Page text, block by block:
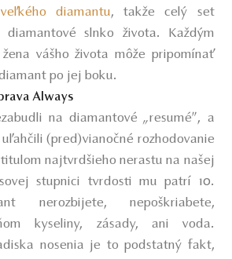
diamantu, takže celý set
slnko života. Každým
vášho života môže pripomínať
po jej boku.
Always
na diamantové„resumé”, a
(pred)vianočné rozhodovanie
najtvrdšieho nerastu na našej
stupnici tvrdosti mu patrí 10.
nerozbijete, nepoškriabete,
kyseliny, zásady, ani voda.
nosenia je to podstatný fakt,